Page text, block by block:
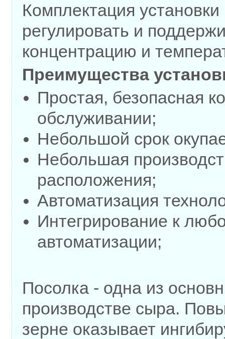
Комплектация
регулировать и
концентрацию и
Преимущества
Простая, безопасная
обслуживании;
Небольшой срок
Небольшая
расположения;
Автоматизация
Интегрирование к
автоматизации;
Посолка - одна из
производстве сыра.
зерне оказывает